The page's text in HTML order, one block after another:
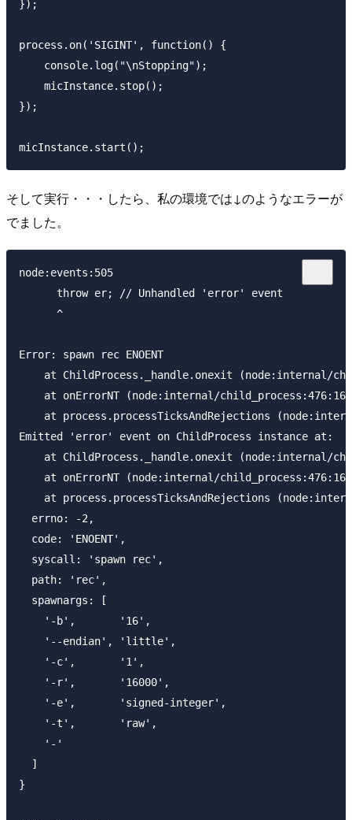
});
process.on('SIGINT', function() {
    console.log("\nStopping");
    micInstance.stop();
});
そして実行・・・したら、私の環境では↓のようなエラーが
でました。
node:events:505
      throw er; // Unhandled 'error' event
      ^
Error: spawn rec ENOENT
at ChildProcess._handle.onexit (node:internal/
    at onErrorNT (node:internal/child_process:476:16)
at process.processTicksAndRejections
Emitted 'error' event on ChildProcess instance at:
at ChildProcess._handle.onexit (node:internal/
    at onErrorNT (node:internal/child_process:476:16)
at process.processTicksAndRejections
  errno: -2,
  code: 'ENOENT',
  syscall: 'spawn rec',
  path: 'rec',
  spawnargs: [
    '-b',       '16',
    '--endian', 'little',
    '-c',       '1',
    '-r',       '16000',
    '-e',       'signed-integer',
    '-t',       'raw',
    '-'
  ]
}